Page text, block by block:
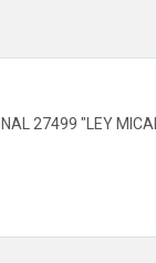
27499 "LEY